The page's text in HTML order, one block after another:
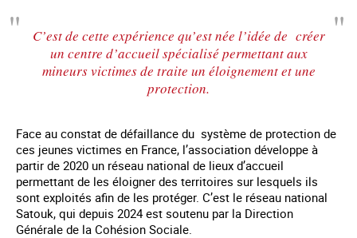
C’est de cette expérience qu’est née l’idée de créer
un centre d’accueil spécialisé permettant aux
mineurs victimes de traite un éloignement et une
protection.
Face au constat de défaillance du système de protection de
ces jeunes victimes en France, l’association développe à
partir de 2020 un réseau national de lieux d’accueil
permettant de les éloigner des territoires sur lesquels ils
sont exploités afin de les protéger. C’est le réseau national
Satouk, qui depuis 2024 est soutenu par la Direction
Générale de la Cohésion Sociale.